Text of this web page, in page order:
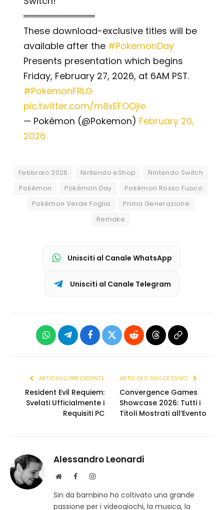
═══════════
These download-exclusive titles will be
available after the #PokemonDay
Presents presentation which begins
Friday, February 27, 2026, at 6AM PST.
#PokemonFRLG
pic.twitter.com/m8xEFOOjle
— Pokémon (@Pokemon) February 20,
2026
Febbraio 2026 Nintendo eShop
Nintendo Switch
Pokémon
Pokémon Day
Pokémon Rosso Fuoco
Pokémon Verde Foglia
Prima Generazione
Remake
Unisciti al Canale WhatsApp
Unisciti al Canale Telegram
WhatsAppTelegramFacebook
X
Reddit ThreadsCopia
ARTICOLO PRECEDENTE
Resident Evil Requiem:
Svelati Ufficialmente i
Requisiti PC
ARTICOLO SUCCESSIVO
Convergence Games
Showcase 2026: Tutti i
Titoli Mostrati all’Evento
Alessandro Leonardi
S
t
o
F
c
e
I
s
t
Sin da bambino ho coltivato una grande
passione per i videogiochi, la musica, la